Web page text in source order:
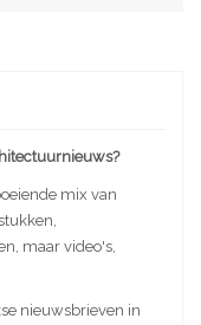
mix van
maar video's,
nieuwsbrieven in